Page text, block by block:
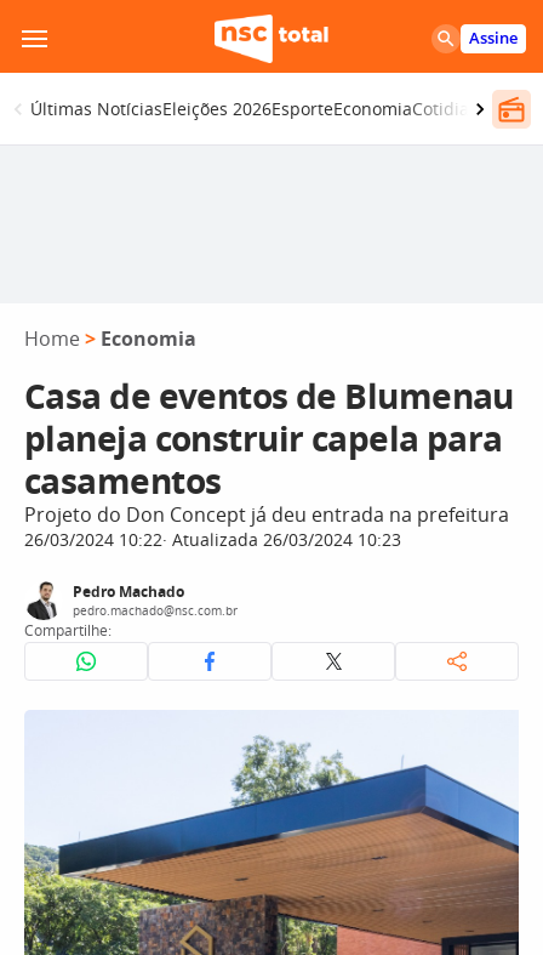
para
o
conteúdo
Assine
Últimas NotíciasEleições 2026EsporteEconomiaCotidiano
Home > Economia
Casa de eventos de Blumenau
planeja construir capela para
casamentos
Projeto do Don Concept já deu entrada na prefeitura
26/03/2024 10:22 Atualizada 26/03/2024 10:23
Pedro Machado
pedro.machado@nsc.com.br
Compartilhe: